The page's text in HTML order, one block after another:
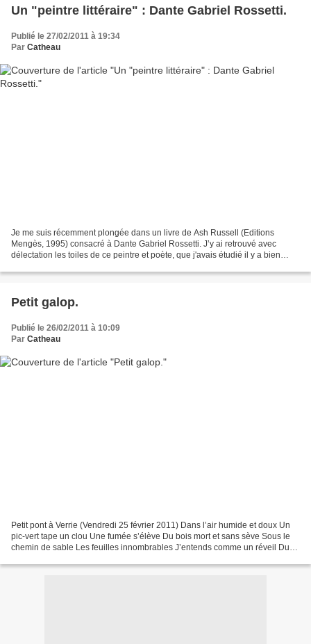
Un "peintre littéraire" : Dante Gabriel Rossetti.
Publié le 27/02/2011 à 19:34
Par Catheau
Je me suis récemment plongée dans un livre de Ash Russell (Editions
Mengès, 1995) consacré à Dante Gabriel Rossetti. J’y ai retrouvé avec
délectation les toiles de ce peintre et poète, que j'avais étudié il y a bien
Petit galop.
Publié le 26/02/2011 à 10:09
Par Catheau
Petit pont à Verrie (Vendredi 25 février 2011) Dans l’air humide et doux Un
pic-vert tape un clou Une fumée s’élève Du bois mort et sans sève Sous le
chemin de sable Les feuilles innombrables J’entends comme un réveil Du